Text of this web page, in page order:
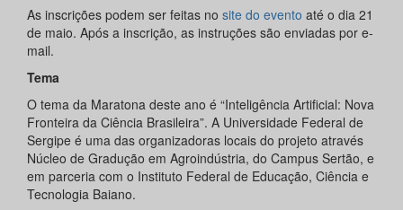
As inscrições podem ser feitas no site do evento até o dia 21
de maio. Após a inscrição, as instruções são enviadas por e-
mail.
Tema
O tema da Maratona deste ano é “Inteligência Artificial: Nova
Fronteira da Ciência Brasileira”. A Universidade Federal de
Sergipe é uma das organizadoras locais do projeto através
Núcleo de Gradução em Agroindústria, do Campus Sertão, e
em parceria com o Instituto Federal de Educação, Ciência e
Tecnologia Baiano.